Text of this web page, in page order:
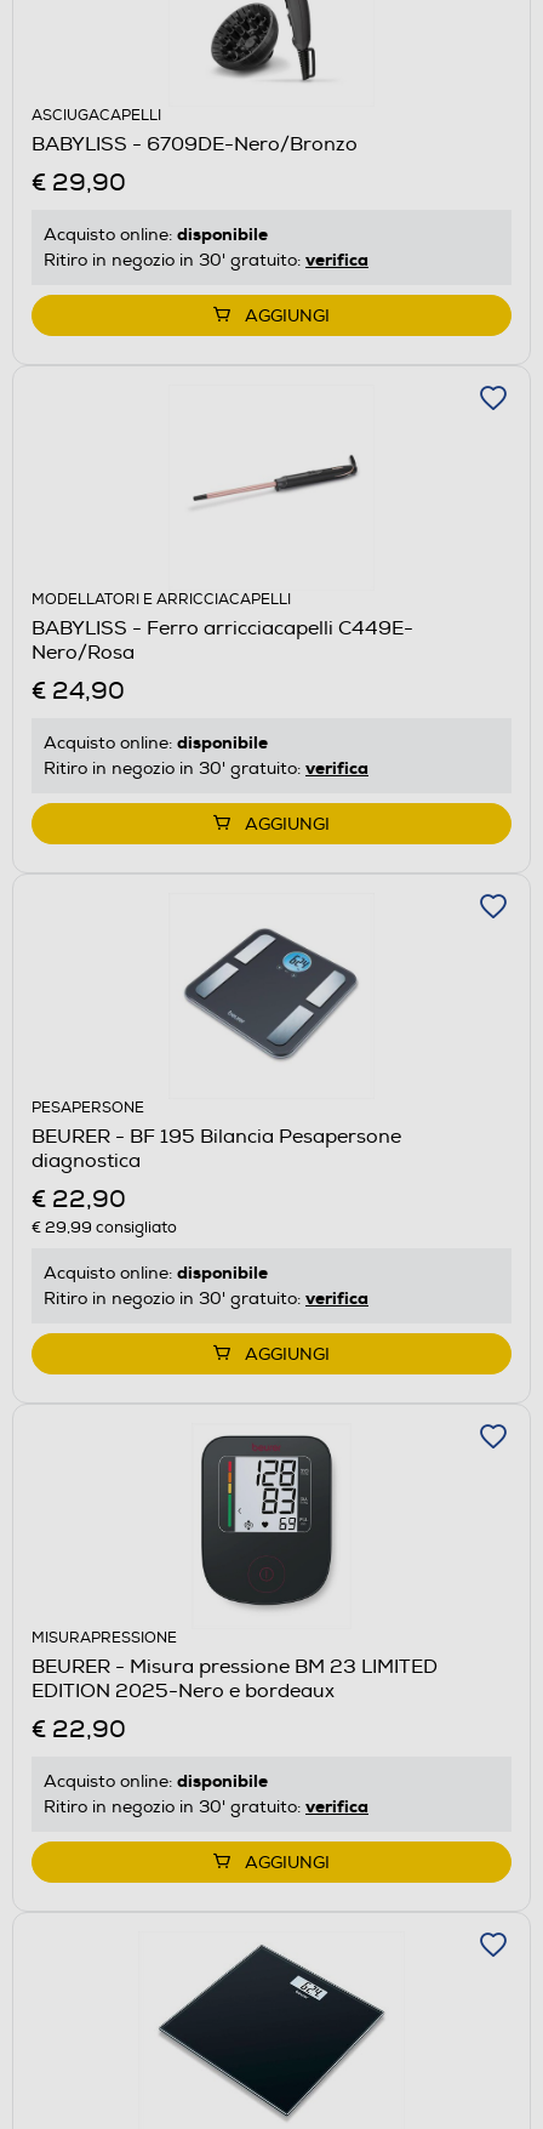
ASCIUGACAPELLI
BABYLISS - 6709DE-Nero/Bronzo
€ 29,90
Acquisto online: disponibile
Ritiro in negozio in 30' gratuito: verifica
AGGIUNGI
MODELLATORI E ARRICCIACAPELLI
BABYLISS - Ferro arricciacapelli C449E-
Nero/Rosa
€ 24,90
Acquisto online: disponibile
Ritiro in negozio in 30' gratuito: verifica
AGGIUNGI
PESAPERSONE
BEURER - BF 195 Bilancia Pesapersone
diagnostica
€ 22,90
€ 29,99 consigliato
Acquisto online: disponibile
Ritiro in negozio in 30' gratuito: verifica
AGGIUNGI
MISURAPRESSIONE
BEURER - Misura pressione BM 23 LIMITED
EDITION 2025-Nero e bordeaux
€ 22,90
Acquisto online: disponibile
Ritiro in negozio in 30' gratuito: verifica
AGGIUNGI